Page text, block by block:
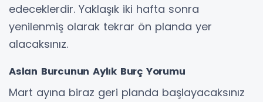
edeceklerdir. Yaklaşık iki hafta sonra
yenilenmiş olarak tekrar ön planda yer
alacaksınız.
Aslan Burcunun Aylık Burç Yorumu
Mart ayına biraz geri planda başlayacaksınız